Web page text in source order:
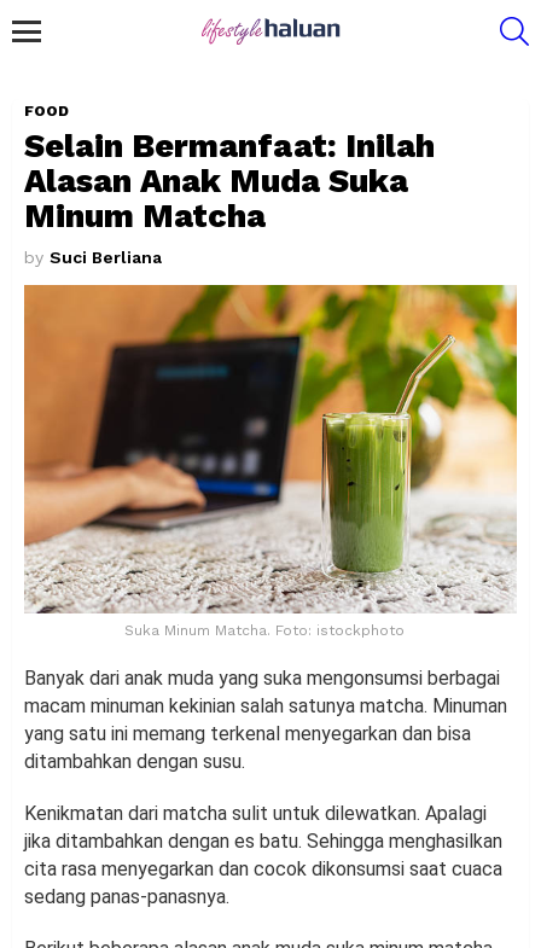
FOOD
Selain Bermanfaat: Inilah
Alasan Anak Muda Suka
Minum Matcha
by Suci Berliana
Suka Minum Matcha. Foto: istockphoto
Banyak dari anak muda yang suka mengonsumsi berbagai
macam minuman kekinian salah satunya matcha. Minuman
yang satu ini memang terkenal menyegarkan dan bisa
ditambahkan dengan susu.
Kenikmatan dari matcha sulit untuk dilewatkan. Apalagi
jika ditambahkan dengan es batu. Sehingga menghasilkan
cita rasa menyegarkan dan cocok dikonsumsi saat cuaca
sedang panas-panasnya.